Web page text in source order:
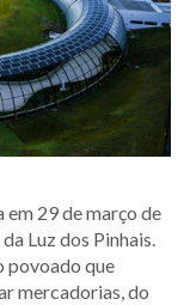
29 de março de
Luz dos Pinhais.
povoado que
mercadorias, do